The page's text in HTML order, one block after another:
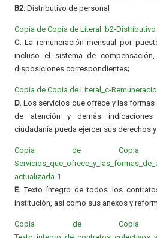
B2. Distributivo de personal
Copia de Copia de Literal_b2-
C. La remuneración mensual por
incluso el sistema de
disposiciones correspondientes;
Copia de Copia de Literal_c-
D. Los servicios que ofrece y las
de atención y demás
ciudadanía pueda ejercer sus derechos
Copia de Copia
actualizada-1
E. Texto íntegro de todos los
institución, así como sus anexos y
Copia de Copia